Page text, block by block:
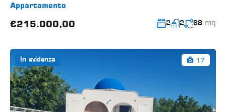
Appartamento
€215.000,00 2 2 68 mq
In evidenza 17